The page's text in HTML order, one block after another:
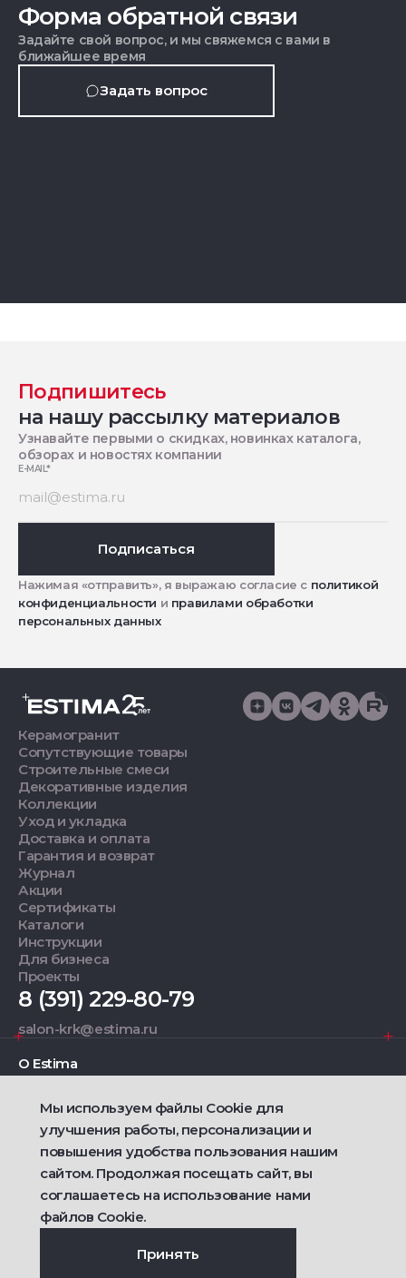
Форма обратной связи
Задайте свой вопрос, и мы свяжемся с вами в
ближайшее время
Задать вопрос
Подпишитесь
на нашу рассылку материалов
Узнавайте первыми о скидках, новинках каталога,
обзорах и новостях компании
E-MAIL*
Подписаться
Нажимая «отправить», я выражаю согласие с политикой
конфиденциальности и правилами обработки
персональных данных
Керамогранит
Сопутствующие товары
Строительные смеси
Декоративные изделия
Коллекции
Уход и укладка
Доставка и оплата
Гарантия и возврат
Журнал
Акции
Сертификаты
Каталоги
Инструкции
Для бизнеса
Проекты
8 (391) 229-80-79
salon-krk@estima.ru
О Estima
Дизайнерам
Фирменные салоны
2021 — 2026 © Estima
Политика конфиденциальности
Договор публичной оферты о продаже товаров
Ametist IT
Мы используем файлы Cookie для
улучшения работы, персонализации и
повышения удобства пользования нашим
сайтом. Продолжая посещать сайт, вы
соглашаетесь на использование нами
файлов Cookie.
Принять